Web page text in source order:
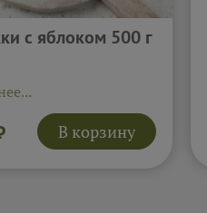
с яблоком 500 г
В корзину